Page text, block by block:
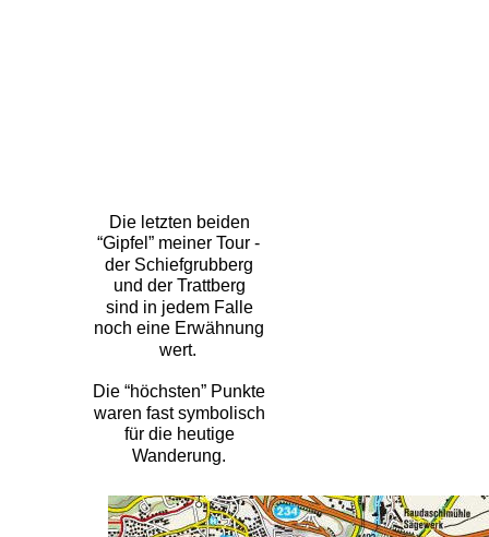
Die letzten beiden
“Gipfel” meiner Tour -
der Schiefgrubberg
und der Trattberg
sind in jedem Falle
noch eine Erwähnung
wert.
Die “höchsten” Punkte
waren fast symbolisch
für die heutige
Wanderung.